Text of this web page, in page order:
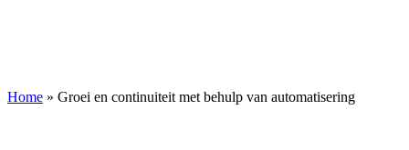
Home » Groei en continuiteit met behulp van automatisering